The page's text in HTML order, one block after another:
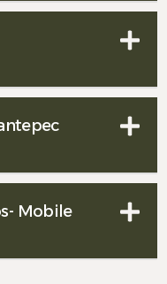
Mobile